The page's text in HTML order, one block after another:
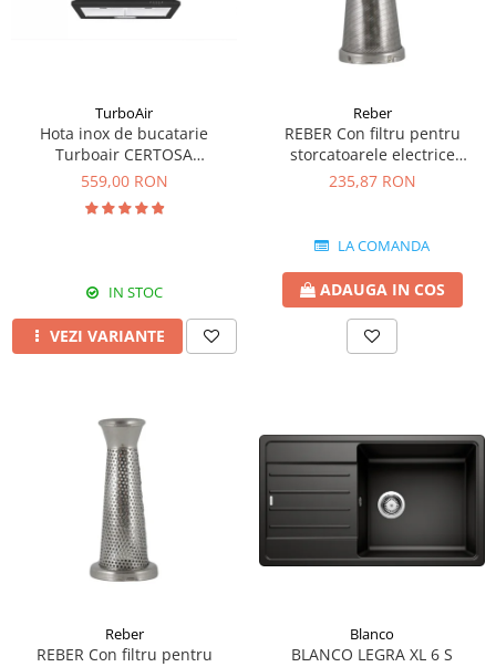
TurboAir
Hota inox de bucatarie
Turboair CERTOSA
AN/A/60/PB culoare neagra
559,00 RON
IN STOC
VEZI VARIANTE
Reber
REBER Con filtru pentru
storcatoarele electrice
9000NPSP, 9000N 9004N (1.1
235,87 RON
LA COMANDA
ADAUGA IN COS
Reber
REBER Con filtru pentru
Blanco
BLANCO LEGRA XL 6 S